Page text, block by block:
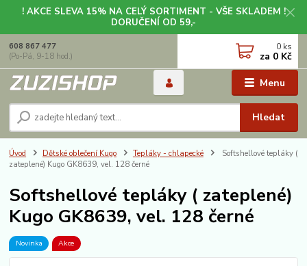
! AKCE SLEVA 15% NA CELÝ SORTIMENT - VŠE SKLADEM !
DORUČENÍ OD 59,-
Menu
Hledat
608 867 477
(Po-Pá, 9-18 hod.)
0 ks
za 0 Kč
Úvod Dětské oblečení Kugo Tepláky - chlapecké
Softshellové tepláky (
zateplené) Kugo GK8639, vel. 128 černé
Softshellové tepláky ( zateplené)
Kugo GK8639, vel. 128 černé
Novinka Akce